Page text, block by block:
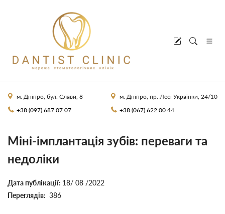
м. Дніпро, бул. Слави, 8
+38 (097) 687 07 07
м. Дніпро, пр. Лесі Українки, 24/10
+38 (067) 622 00 44
Міні-імплантація зубів: переваги та
недоліки
Дата публікації: 18/ 08 /2022
Переглядів: 386